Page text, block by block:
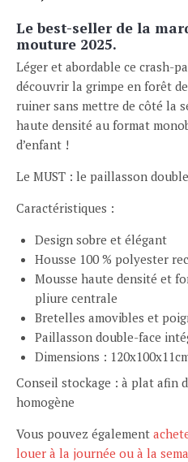
Le best-seller de la
mouture 2025.
Léger et abordable ce crash-
découvrir la grimpe en forêt
ruiner sans mettre de côté la
haute densité au format
d’enfant !
Le MUST : le paillasson
Caractéristiques :
Design sobre et élégant
Housse 100 % polyester
Mousse haute densité et
pliure centrale
Bretelles amovibles et
Paillasson double-face
Dimensions :
Conseil stockage : à plat afin
homogène
Vous pouvez également
louer à la journée ou à la